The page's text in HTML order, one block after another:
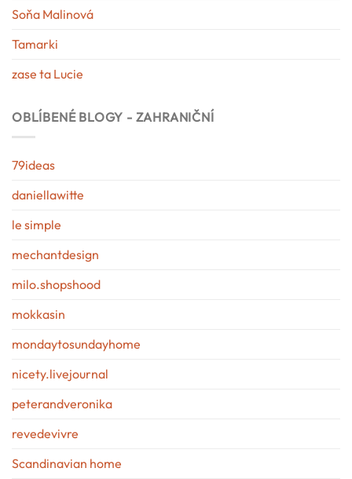
Soňa Malinová
Tamarki
zase ta Lucie
OBLÍBENÉ BLOGY - ZAHRANIČNÍ
79ideas
daniellawitte
le simple
mechantdesign
milo.shopshood
mokkasin
mondaytosundayhome
nicety.livejournal
peterandveronika
revedevivre
Scandinavian home